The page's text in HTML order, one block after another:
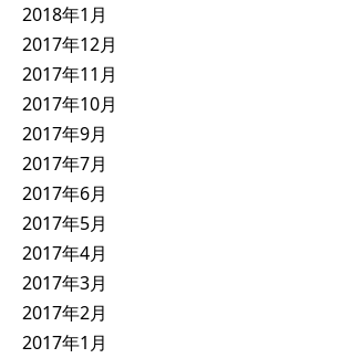
2018年1月
2017年12月
2017年11月
2017年10月
2017年9月
2017年7月
2017年6月
2017年5月
2017年4月
2017年3月
2017年2月
2017年1月